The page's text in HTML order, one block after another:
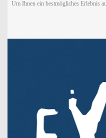
Um Ihnen ein bestmögliches Erlebnis